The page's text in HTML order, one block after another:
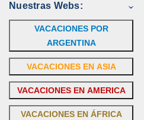
Nuestras Webs:
VACACIONES POR
ARGENTINA
VACACIONES EN ASIA
VACACIONES EN AMERICA
VACACIONES EN ÁFRICA